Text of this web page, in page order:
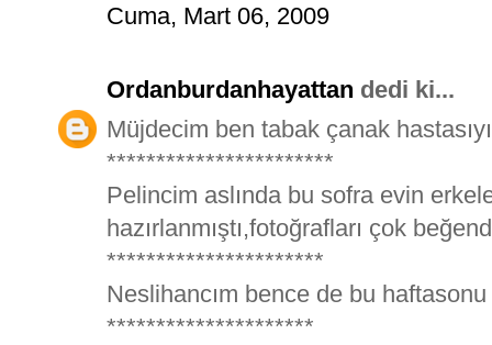
Cuma, Mart 06, 2009
Ordanburdanhayattan dedi ki...
Müjdecim ben tabak çanak
***********************
Pelincim aslında bu sofra evin
hazırlanmıştı,fotoğrafları çok
**********************
Neslihancım bence de bu
*********************